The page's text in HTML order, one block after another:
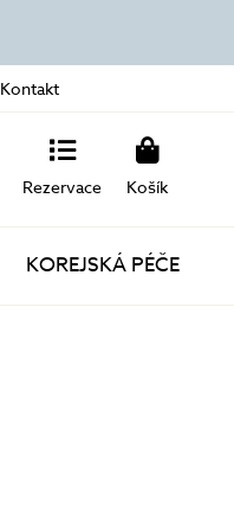
Kontakt
Rezervace Košík
KOREJSKÁ PÉČE